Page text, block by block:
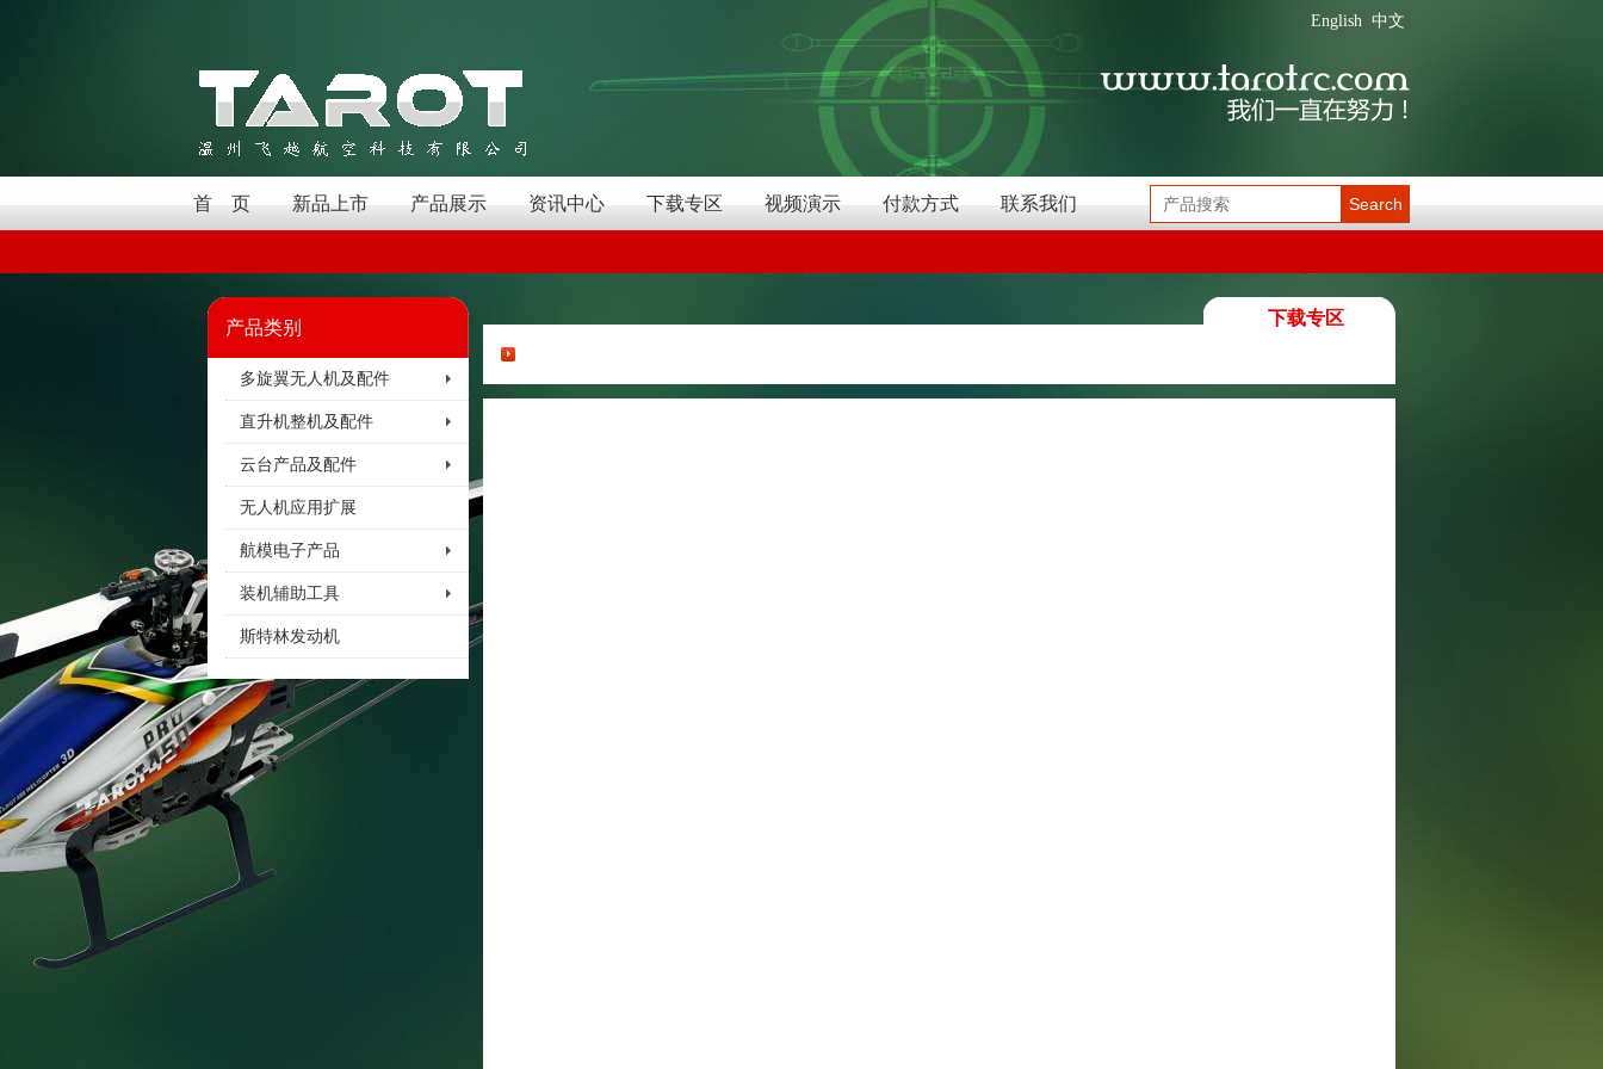
中文
English
首 页 新品上市 产品展示 资讯中心 下载专区 视频演示 付款方式 联系我们 Search
产品类别
多旋翼无人机及配件
直升机整机及配件
云台产品及配件
无人机应用扩展
航模电子产品
装机辅助工具
斯特林发动机
下载专区